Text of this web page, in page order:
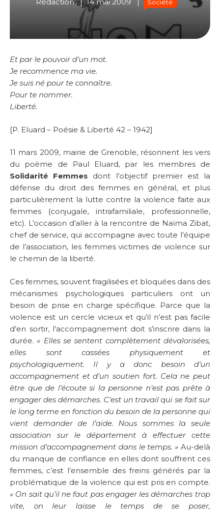
Rédaction 14 mai 2009 Société
Et par le pouvoir d’un mot.
Je recommence ma vie.
Je suis né pour te connaître.
Pour te nommer.
Liberté.
[P. Eluard – Poésie & Liberté 42 – 1942]
11 mars 2009, mairie de Grenoble, résonnent les vers
du poème de Paul Eluard, par les membres de
Solidarité Femmes dont l’objectif premier est la
défense du droit des femmes en général, et plus
particulièrement la lutte contre la violence faite aux
femmes (conjugale, intrafamiliale, professionnelle,
etc). L’occasion d’aller à la rencontre de Naïma Zibat,
chef de service, qui accompagne avec toute l’équipe
de l’association, les femmes victimes de violence sur
le chemin de la liberté.
Ces femmes, souvent fragilisées et bloquées dans des
mécanismes psychologiques particuliers ont un
besoin de prise en charge spécifique. Parce que la
violence est un cercle vicieux et qu’il n’est pas facile
d’en sortir, l’accompagnement doit s’inscrire dans la
durée. « Elles se sentent complètement dévalorisées,
elles sont cassées physiquement et
psychologiquement. Il y a donc besoin d’un
accompagnement et d’un soutien fort. Cela ne peut
être que de l’écoute si la personne n’est pas prête à
engager des démarches. C’est un travail qui se fait sur
le long terme en fonction du besoin de la personne qui
vient demander de l’aide. Nous sommes la seule
association sur le département à effectuer cette
mission d’accompagnement dans le temps. » Au-delà
du manque de confiance en elles dont souffrent ces
femmes, c’est l’ensemble des freins générés par la
problématique de la violence qui est pris en compte.
« On sait qu’il ne faut pas engager les démarches trop
vite, on leur laisse le temps de se poser,